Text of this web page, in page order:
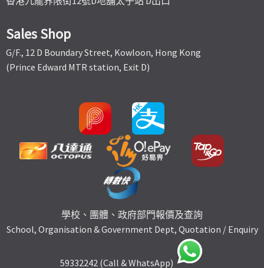
Sales Shop
G/F., 12 D Boundary Street, Kowloon, Hong Kong
(Prince Edward MTR station, Exit D)
學校、團體、政府部門報價及查詢
School, Organisation & Government Dept, Quotation / Enquiry
59332242 (Call & WhatsApp)